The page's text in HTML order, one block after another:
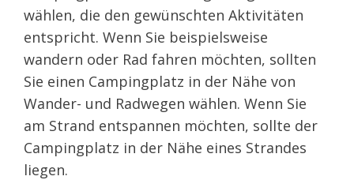
wählen, die den gewünschten Aktivitäten
entspricht. Wenn Sie beispielsweise
wandern oder Rad fahren möchten, sollten
Sie einen Campingplatz in der Nähe von
Wander- und Radwegen wählen. Wenn Sie
am Strand entspannen möchten, sollte der
Campingplatz in der Nähe eines Strandes
liegen.